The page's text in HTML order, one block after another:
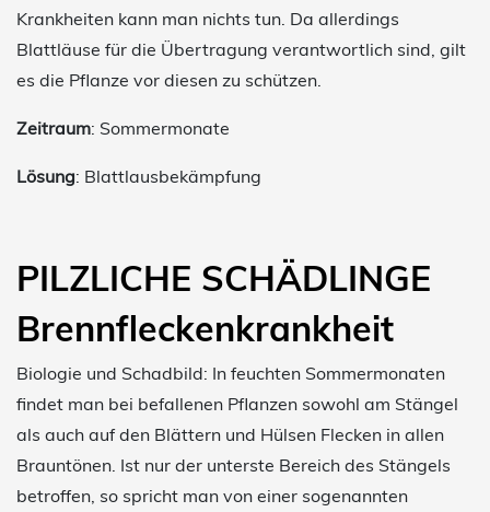
Krankheiten kann man nichts tun. Da allerdings
Blattläuse für die Übertragung verantwortlich sind, gilt
es die Pflanze vor diesen zu schützen.
Zeitraum: Sommermonate
Lösung: Blattlausbekämpfung
PILZLICHE SCHÄDLINGE
Brennfleckenkrankheit
Biologie und Schadbild: In feuchten Sommermonaten
findet man bei befallenen Pflanzen sowohl am Stängel
als auch auf den Blättern und Hülsen Flecken in allen
Brauntönen. Ist nur der unterste Bereich des Stängels
betroffen, so spricht man von einer sogenannten